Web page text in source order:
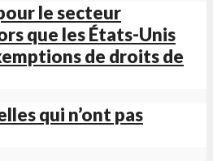
le secteur
que les États-Unis
de droits de
qui n’ont pas